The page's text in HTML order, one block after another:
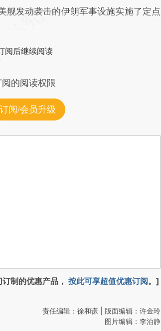
舰发动袭击的伊朗军事设施实施了定点
阅后继续阅读
的阅读权限
订阅/会员升级
制的优惠产品， 按此可享超值优惠订阅。]
责任编辑：徐和谦 | 版面编辑：许金玲
图片编辑：李泊静